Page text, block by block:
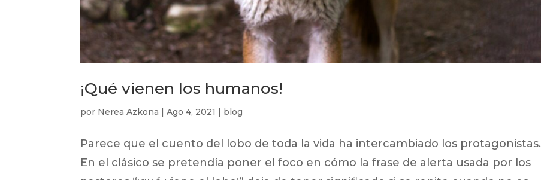
¡Qué vienen los humanos!
por Nerea Azkona |Ago 4, 2021 blog
Parece que el cuento del lobo de toda la vida ha intercambiado los protagonistas.
En el clásico se pretendía poner el foco en cómo la frase de alerta usada por los